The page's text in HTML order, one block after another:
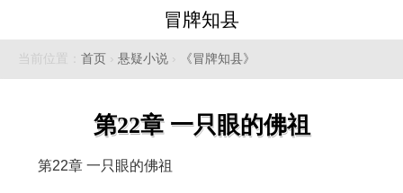
冒牌知县
当前位置： 首页 › 悬疑小说 › 《冒牌知县》
第22章 一只眼的佛祖
第22章 一只眼的佛祖